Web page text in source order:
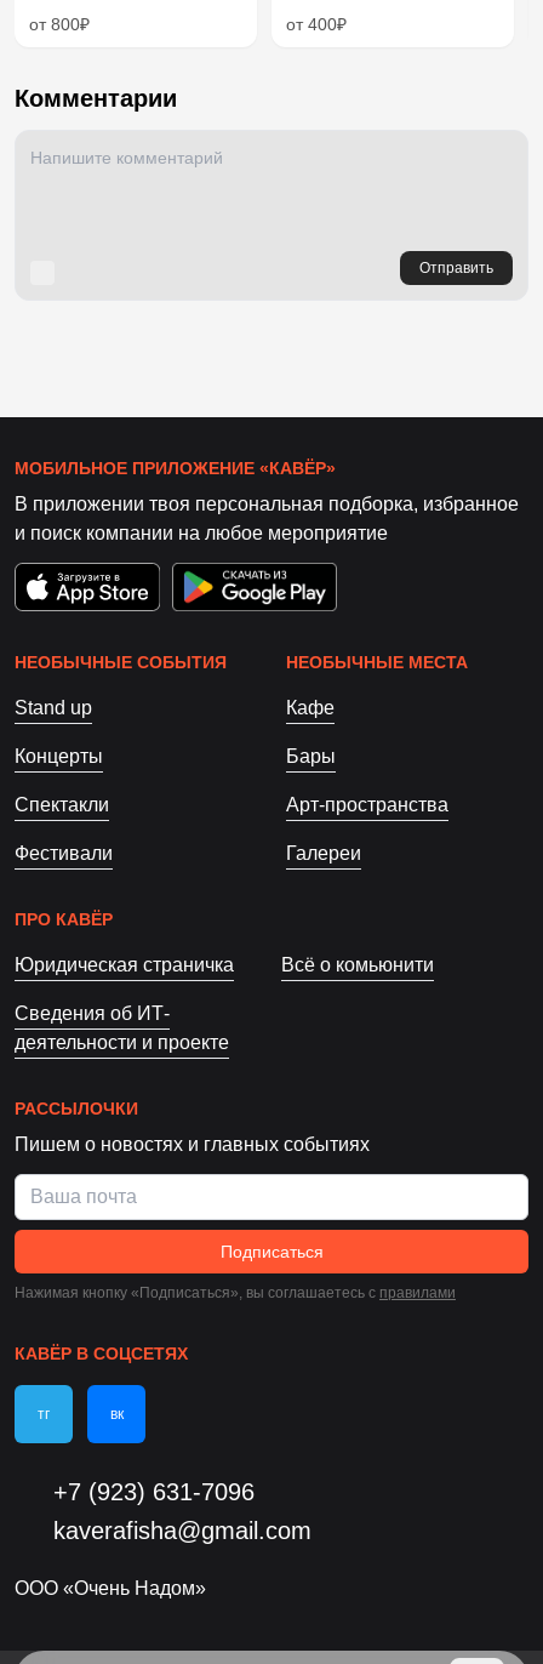
от 800₽ от 400₽
Комментарии
Отправить
МОБИЛЬНОЕ ПРИЛОЖЕНИЕ «КАВЁР»
В приложении твоя персональная подборка, избранное
и поиск компании на любое мероприятие
НЕОБЫЧНЫЕ СОБЫТИЯ
Stand up
Концерты
Спектакли
Фестивали
НЕОБЫЧНЫЕ МЕСТА
Кафе
Бары
Арт-пространства
Галереи
ПРО КАВЁР
Юридическая страничка Всё о комьюнити
Сведения об ИТ-
деятельности и проекте
РАССЫЛОЧКИ
Пишем о новостях и главных событиях
Подписаться
Нажимая кнопку «Подписаться», вы соглашаетесь c правилами
КАВЁР В СОЦСЕТЯХ
тг вк
+7 (923) 631-7096
kaverafisha@gmail.com
ООО «Очень Надом»